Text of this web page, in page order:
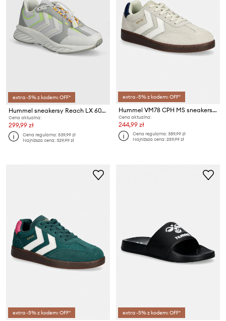
extra -5% z kodem: OFF*
Hummel sneakersy Reach LX 6000 SV
Cena aktualna:
299,99 zł
Cena regularna:539,99 zł
Najniższa cena:329,99 zł
extra -5% z kodem: OFF*
Hummel VM78 CPH MS sneakersy
Cena aktualna:
244,99 zł
Cena regularna:389,99 zł
Najniższa cena:259,99 zł
extra -5% z kodem: OFF* extra -5% z kodem: OFF*